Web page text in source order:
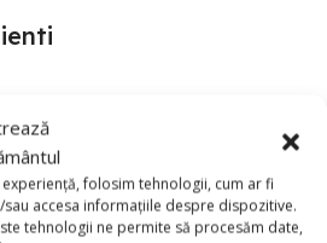
folosim tehnologii, cum ar fi
accesa informațiile despre dispozitive.
tehnologii ne permite să procesăm date,